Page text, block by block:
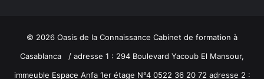
© 2026 Oasis de la Connaissance Cabinet de formation à
Casablanca / adresse 1 : 294 Boulevard Yacoub El Mansour,
immeuble Espace Anfa 1er étage N°4 0522 36 20 72 adresse 2 :